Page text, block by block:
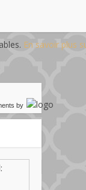
En savoir plus
by